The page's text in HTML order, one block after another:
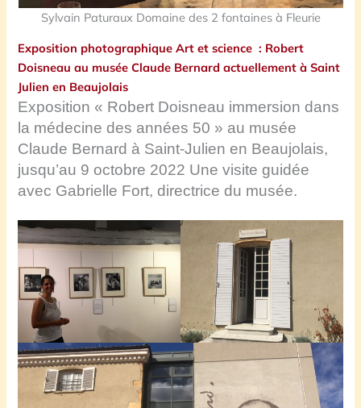
Sylvain Paturaux Domaine des 2 fontaines à Fleurie
Exposition photographique Art et science : Robert
Doisneau au musée Claude Bernard actuellement à Saint
Julien en Beaujolais
Exposition « Robert Doisneau immersion dans
la médecine des années 50 » au musée
Claude Bernard à Saint-Julien en Beaujolais,
jusqu’au 9 octobre 2022 Une visite guidée
avec Gabrielle Fort, directrice du musée.